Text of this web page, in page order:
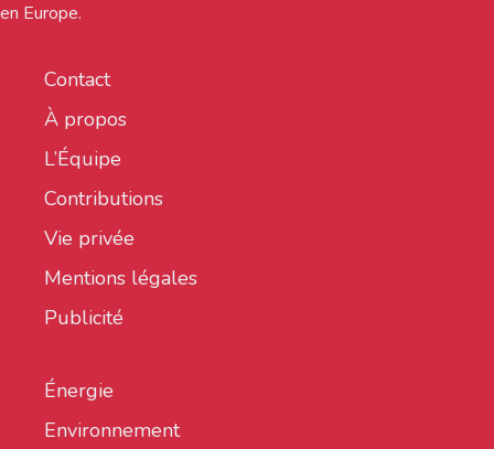
en Europe.
Contact
À propos
L’Équipe
Contributions
Vie privée
Mentions légales
Publicité
Énergie
Environnement